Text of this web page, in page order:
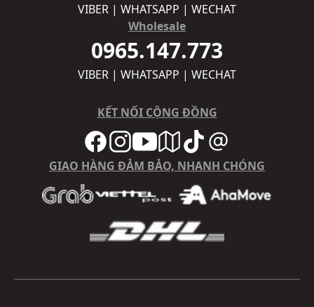
VIBER | WHATSAPP | WECHAT
Wholesale
0965.147.773
VIBER | WHATSAPP | WECHAT
KẾT NỐI CỘNG ĐỒNG
GIAO HÀNG ĐẢM BẢO, NHANH CHÓNG